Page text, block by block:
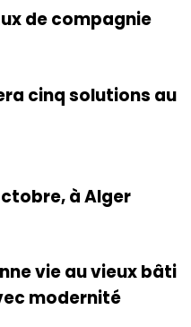
de compagnie
cinq solutions au
à Alger
vie au vieux bâti
modernité